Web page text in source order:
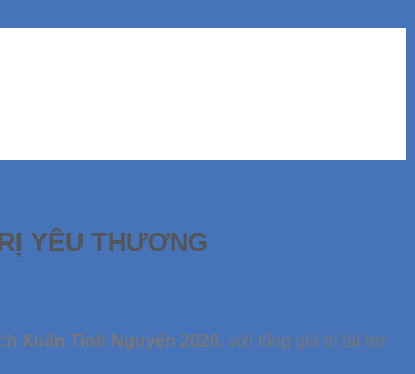
YÊU THƯƠNG
Xuân Tình Nguyện 2026, với tổng giá trị tài trợ